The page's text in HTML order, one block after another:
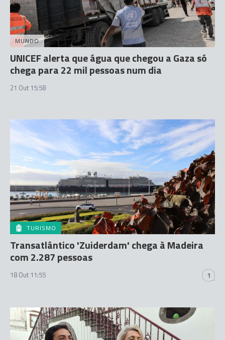
MUNDO
UNICEF alerta que água que chegou a Gaza só
chega para 22 mil pessoas num dia
21 Out 15:58
TURISMO
Transatlântico 'Zuiderdam' chega à Madeira
com 2.287 pessoas
18 Out 11:55 1